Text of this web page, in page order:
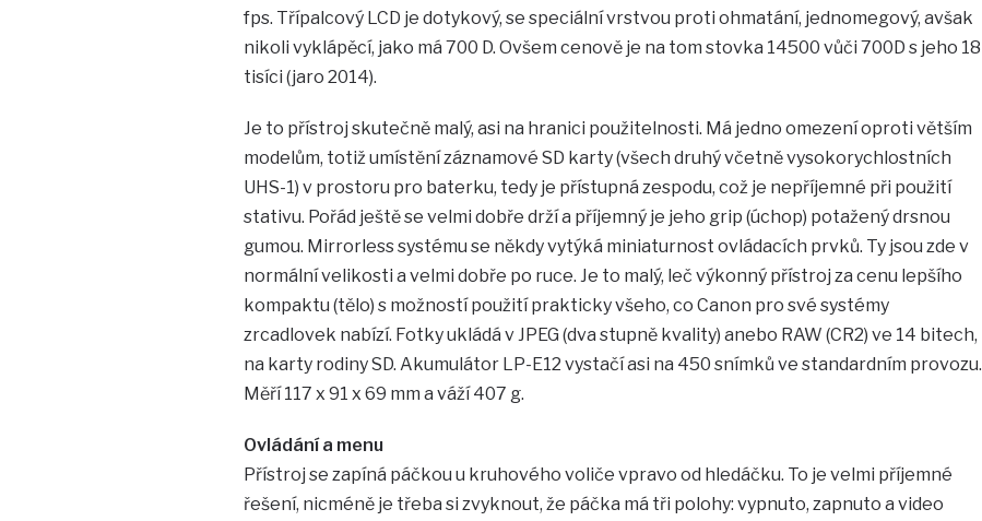
fps. Třípalcový LCD je dotykový, se speciální vrstvou proti ohmatání, jednomegový, avšak
nikoli vyklápěcí, jako má 700 D. Ovšem cenově je na tom stovka 14500 vůči 700D s jeho 18
tisíci (jaro 2014).
Je to přístroj skutečně malý, asi na hranici použitelnosti. Má jedno omezení oproti větším
modelům, totiž umístění záznamové SD karty (všech druhý včetně vysokorychlostních
UHS-1) v prostoru pro baterku, tedy je přístupná zespodu, což je nepříjemné při použití
stativu. Pořád ještě se velmi dobře drží a příjemný je jeho grip (úchop) potažený drsnou
gumou. Mirrorless systému se někdy vytýká miniaturnost ovládacích prvků. Ty jsou zde v
normální velikosti a velmi dobře po ruce. Je to malý, leč výkonný přístroj za cenu lepšího
kompaktu (tělo) s možností použití prakticky všeho, co Canon pro své systémy
zrcadlovek nabízí. Fotky ukládá v JPEG (dva stupně kvality) anebo RAW (CR2) ve 14 bitech,
na karty rodiny SD. Akumulátor LP-E12 vystačí asi na 450 snímků ve standardním provozu.
Měří 117 x 91 x 69 mm a váží 407 g.
Ovládání a menu
Přístroj se zapíná páčkou u kruhového voliče vpravo od hledáčku. To je velmi příjemné
řešení, nicméně je třeba si zvyknout, že páčka má tři polohy: vypnuto, zapnuto a video